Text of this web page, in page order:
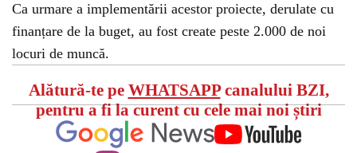
Ca urmare a implementării acestor proiecte, derulate cu
finanțare de la buget, au fost create peste 2.000 de noi
locuri de muncă.
Alătură-te pe WHATSAPPcanalului BZI,
pentru a fi la curent cu cele mai noi știri